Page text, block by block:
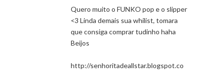
Quero muito o FUNKO pop e o slipper
<3 Linda demais sua whilist, tomara
que consiga comprar tudinho haha
Beijos
http://senhoritadeallstar.blogspot.co